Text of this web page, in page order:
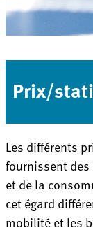
Prix/
Les différents
fournissent
et de la
cet égard
mobilité et les